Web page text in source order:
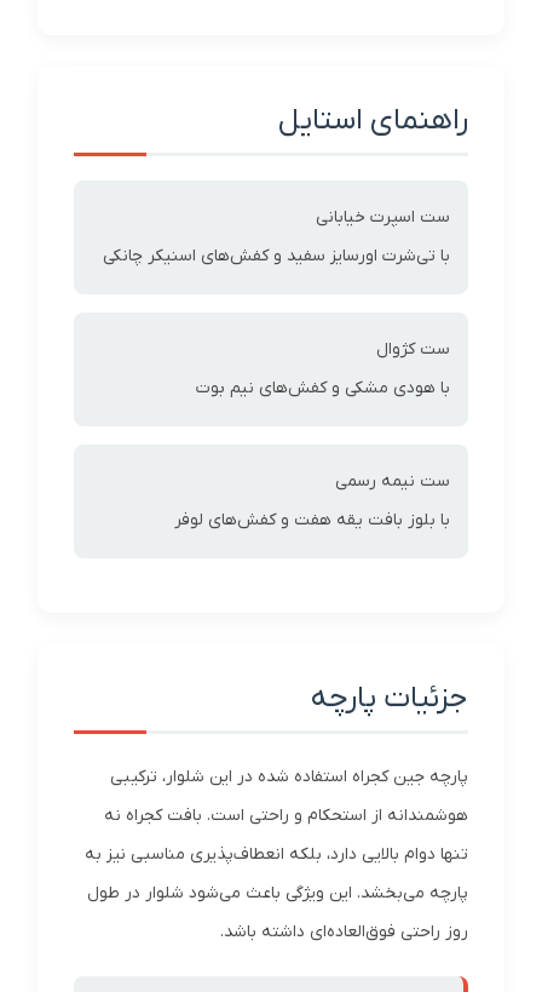
راهنمای استایل
ست اسپرت خیابانی
با تی‌شرت اورسایز سفید و کفش‌های اسنیکر چانکی
ست کژوال
با هودی مشکی و کفش‌های نیم بوت
ست نیمه رسمی
با بلوز بافت یقه هفت و کفش‌های لوفر
جزئیات پارچه
پارچه جین کجراه استفاده شده در این شلوار، ترکیبی
هوشمندانه از استحکام و راحتی است. بافت کجراه نه
تنها دوام بالایی دارد، بلکه انعطاف‌پذیری مناسبی نیز به
پارچه می‌بخشد. این ویژگی باعث می‌شود شلوار در طول
روز راحتی فوق‌العاده‌ای داشته باشد.